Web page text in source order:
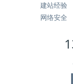
建站经验
网络安全